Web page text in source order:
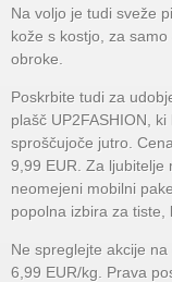
Na voljo je tudi sveže
kože s kostjo, za
obroke.
Poskrbite tudi za
plašč UP2FASHION,
sproščujoče jutro.
9,99 EUR. Za ljubitelje
neomejeni mobilni
popolna izbira za tiste,
Ne spreglejte akcije
6,99 EUR/kg. Prava